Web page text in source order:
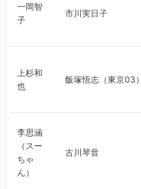
一岡智
子
市川実日子
上杉和
也
飯塚悟志（東京03）
李思涵
（スー
ちゃ
ん）
古川琴音